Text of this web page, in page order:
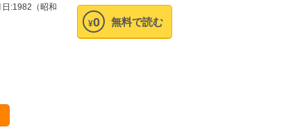
無料で読む
¥0
:1982（昭和